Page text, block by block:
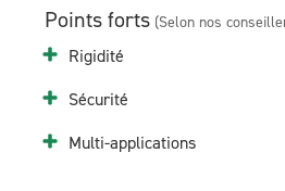
Points forts (Selon nos
Rigidité
Sécurité
Multi-applications